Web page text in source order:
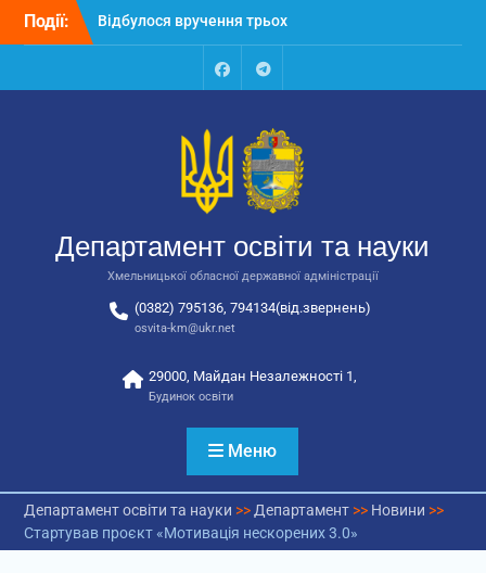
Перейти
Події:
Відбулося вручення трьох
автобусів для потреб
Відбулося засідання
освіти та науки обласної
державної адміністрації
Відбулась обласна
національно-патріотичне
виховання
FacebookTalegram
Департамент освіти та науки
Хмельницької обласної державної адміністрації
(0382) 795136, 794134(від.звернень)
osvita-km@ukr.net
29000, Майдан Незалежності 1,
Будинок освіти
Меню
Департамент освіти та науки >> Департамент>> Новини >>
Стартував проєкт «Мотивація нескорених 3.0»